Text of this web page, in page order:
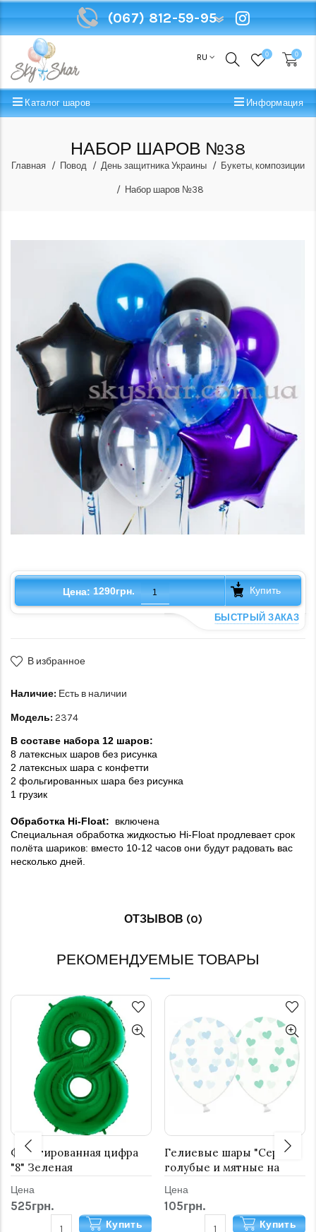
(067) 812-59-95
RU 0 0
Каталог шаров Информация
НАБОР ШАРОВ №38
Главная Повод День защитника Украины Букеты, композиции
Набор шаров №38
Цена: 1290грн. Купить
БЫСТРЫЙ ЗАКАЗ
В избранное
Наличие: Есть в наличии
Модель: 2374
В составе набора 12 шаров:
8 латексных шаров без рисунка
2 латексных шара с конфетти
2 фольгированных шара без рисунка
1 грузик
Обработка Hi-Float:
включена
Специальная обработка жидкостью Hi-Float продлевает срок
полёта шариков: вместо 10-12 часов они будут радовать вас
несколько дней.
ОТЗЫВОВ (0)
РЕКОМЕНДУЕМЫЕ ТОВАРЫ
Фольгированная цифра
"8" Зеленая
Цена
525грн.
Купить
Гелиевые шары "Сердца
голубые и мятные на
Цена
105грн.
Купить